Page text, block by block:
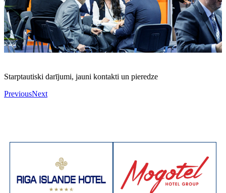
Starptautiski darījumi, jauni kontakti un pieredze
PreviousNext